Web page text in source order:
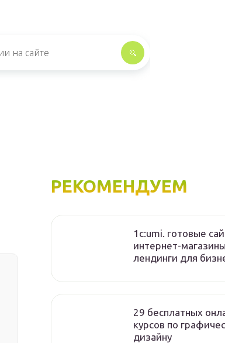
РЕКОМЕНДУЕМ
1с:umi. готовые
интернет-
лендинги для
29 бесплатных
курсов по
дизайну